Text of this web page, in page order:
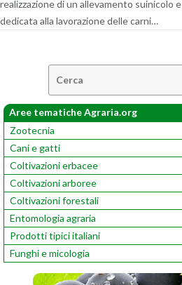
realizzazione di un allevamento suinicolo
dedicata alla lavorazione delle carni…
Aree tematiche Agraria.org
Zootecnia
Cani e gatti
Coltivazioni erbacee
Coltivazioni arboree
Coltivazioni forestali
Entomologia agraria
Prodotti tipici italiani
Funghi e micologia